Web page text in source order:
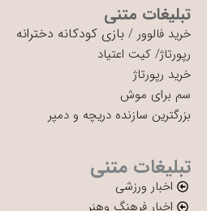
تبلیغات متنی
خرید فالوور / بازی کودکانه دخترانه
رپورتاژ/ کیت اعتیاد
خرید رپورتاژ
سم برای موش
بزرگترین سازنده دریچه و دمپر
تبلیغات متنی
اخبار ورزشی
اخبار فرهنگ وهنر